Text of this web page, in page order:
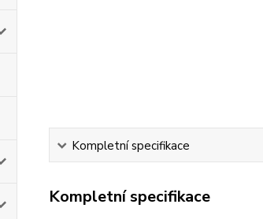
Kompletní specifikace
Kompletní specifikace